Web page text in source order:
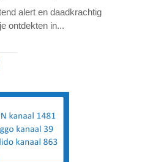
alert en daadkrachtig
ontdekten in...